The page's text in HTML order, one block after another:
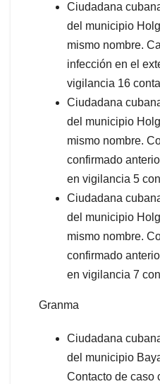
Ciudadana
del municipio
mismo nombre.
infección en el
vigilancia 16
Ciudadana
del municipio
mismo nombre.
confirmado
en vigilancia 5
Ciudadana
del municipio
mismo nombre.
confirmado
en vigilancia 7
Granma
Ciudadana
del municipio
Contacto de caso